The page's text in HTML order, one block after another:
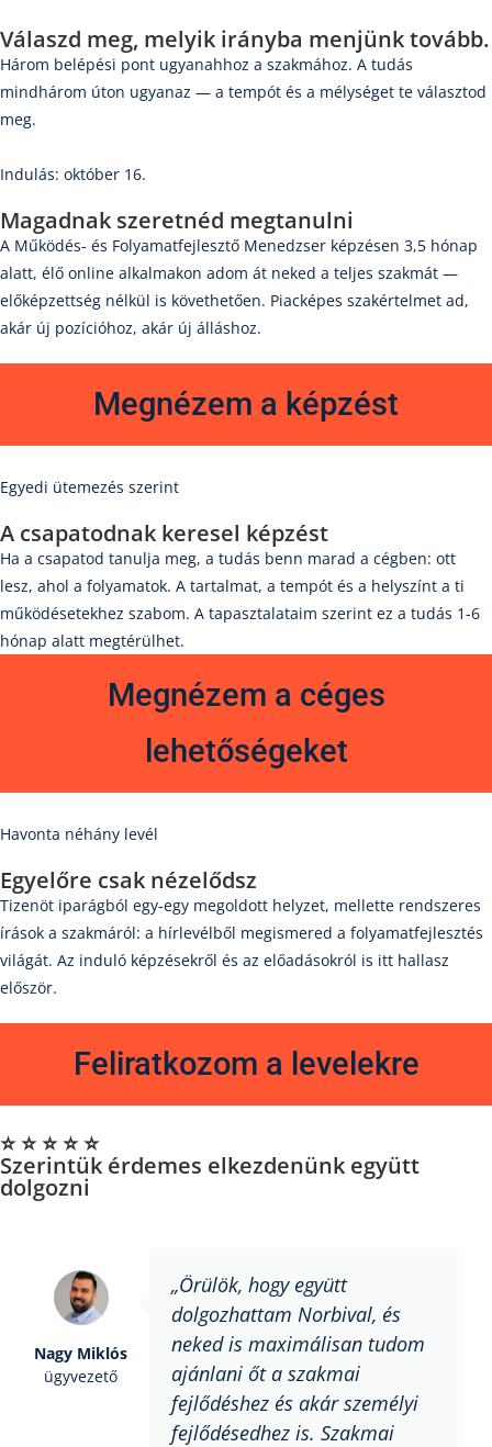
Válaszd meg, melyik irányba menjünk tovább.
Három belépési pont ugyanahhoz a szakmához. A tudás
mindhárom úton ugyanaz — a tempót és a mélységet te választod
meg.
Indulás: október 16.
Magadnak szeretnéd megtanulni
A Működés- és Folyamatfejlesztő Menedzser képzésen 3,5 hónap
alatt, élő online alkalmakon adom át neked a teljes szakmát —
előképzettség nélkül is követhetően. Piacképes szakértelmet ad,
akár új pozícióhoz, akár új álláshoz.
Megnézem a képzést
Egyedi ütemezés szerint
A csapatodnak keresel képzést​
Ha a csapatod tanulja meg, a tudás benn marad a cégben: ott
lesz, ahol a folyamatok. A tartalmat, a tempót és a helyszínt a ti
működésetekhez szabom. A tapasztalataim szerint ez a tudás 1-6
hónap alatt megtérülhet.
Megnézem a céges
lehetőségeket
Havonta néhány levél
Egyelőre csak nézelődsz
Tizenöt iparágból egy-egy megoldott helyzet, mellette rendszeres
írások a szakmáról: a hírlevélből megismered a folyamatfejlesztés
világát. Az induló képzésekről és az előadásokról is itt hallasz
először.
Feliratkozom a levelekre
⭐️ ⭐️ ⭐️ ⭐️ ⭐️
Szerintük érdemes elkezdenünk együtt
dolgozni
„Örülök, hogy együtt
dolgozhattam Norbival, és
neked is maximálisan tudom
ajánlani őt a szakmai
fejlődéshez és akár személyi
fejlődésedhez is. Szakmai
Nagy Miklós
ügyvezető